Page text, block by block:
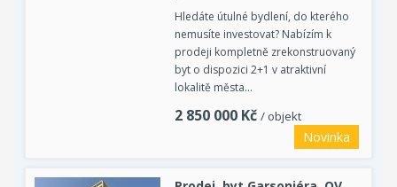
Hledáte útulné bydlení, do kterého
nemusíte investovat? Nabízím k
prodeji kompletně zrekonstruovaný
byt o dispozici 2+1 v atraktivní
lokalitě města…
2 850 000 Kč / objekt
Novinka